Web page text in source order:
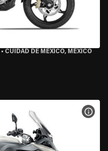
• CUIDAD DE MEXICO, MEXICO
VER